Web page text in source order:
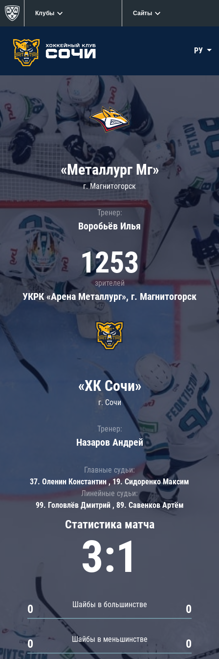
Клубы Сайты
РУ
«Металлург Мг»
г. Магнитогорск
Тренер:
Воробьёв Илья
1253
зрителей
УКРК «Арена Металлург», г. Магнитогорск
Статистика матча
3:1
Шайбы в большинстве
0 0
Шайбы в меньшинстве
0 0
«ХК Сочи»
г. Сочи
Тренер:
Назаров Андрей
Главные судьи:
37. Оленин Константин , 19. Сидоренко Максим
Линейные судьи:
99. Головлёв Дмитрий , 89. Савенков Артём